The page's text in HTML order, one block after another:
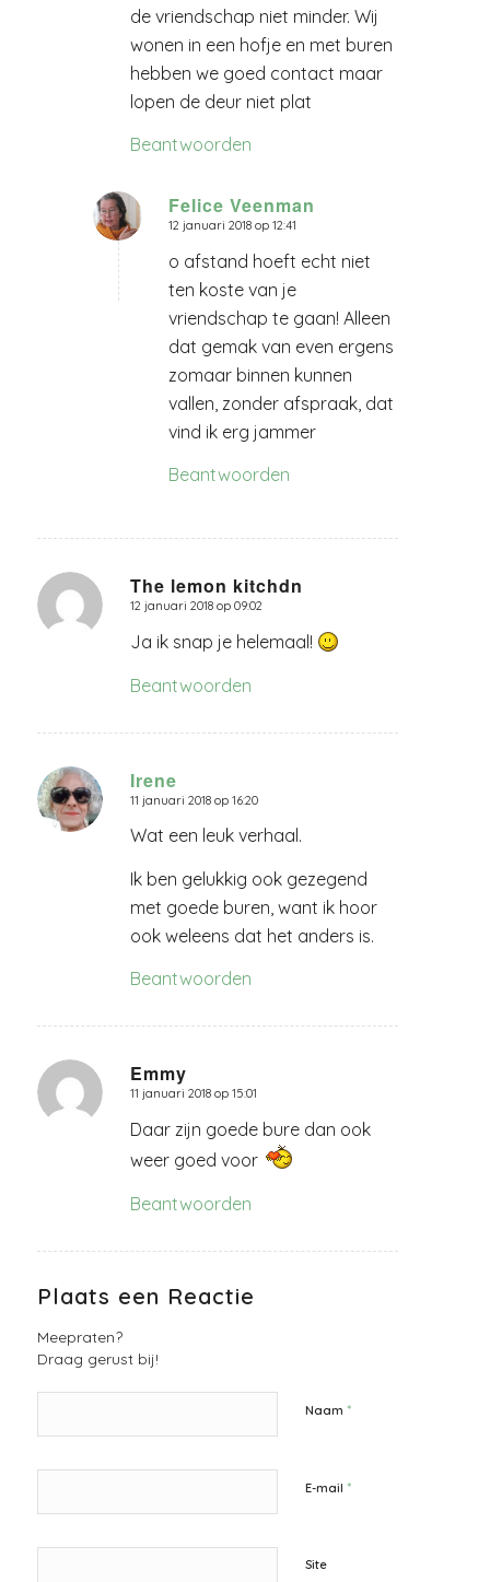
de vriendschap niet minder. Wij
wonen in een hofje en met buren
hebben we goed contact maar
lopen de deur niet plat
Beantwoorden
Felice Veenman
zegt:
12 januari 2018 op 12:41
o afstand hoeft echt niet
ten koste van je
vriendschap te gaan! Alleen
dat gemak van even ergens
zomaar binnen kunnen
vallen, zonder afspraak, dat
vind ik erg jammer
Beantwoorden
The lemon kitchdn
zegt:
12 januari 2018 op 09:02
Ja ik snap je helemaal!
Beantwoorden
Irene
zegt:
11 januari 2018 op 16:20
Wat een leuk verhaal.
Ik ben gelukkig ook gezegend
met goede buren, want ik hoor
ook weleens dat het anders is.
Beantwoorden
Emmy
zegt:
11 januari 2018 op 15:01
Daar zijn goede bure dan ook
weer goed voor
Beantwoorden
Plaats een Reactie
Meepraten?
Draag gerust bij!
Naam *
E-mail *
Site